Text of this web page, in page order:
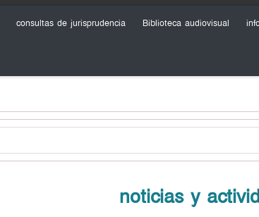
consultas de jurisprudencia Biblioteca audiovisual
noticias y